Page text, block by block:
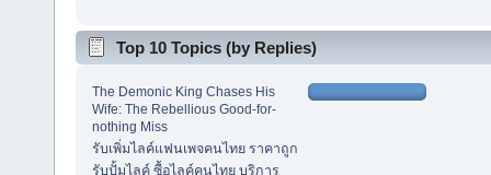
Top 10 Topics (by Replies)
The Demonic King Chases His
Wife: The Rebellious Good-for-
nothing Miss
รับเพิ่มไลค์แฟนเพจคนไทย ราคาถูก
รับปั้มไลค์ ซื้อไลค์คนไทย บริการ